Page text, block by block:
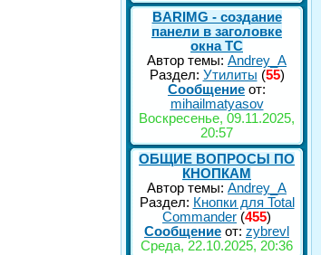
BARIMG - создание
панели в заголовке
окна TC
Автор темы: Andrey_A
Раздел: Утилиты (55)
Сообщение от:
mihailmatyasov
Воскресенье, 09.11.2025,
20:57
ОБЩИЕ ВОПРОСЫ ПО
КНОПКАМ
Автор темы: Andrey_A
Раздел: Кнопки для Total
Commander (455)
Сообщение от: zybrevl
Среда, 22.10.2025, 20:36